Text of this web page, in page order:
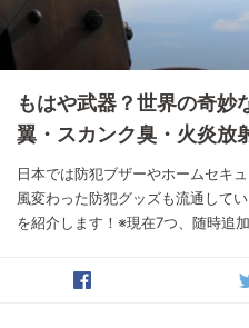
もはや武器？世界の奇妙
翼・スカンク臭・火炎放
日本では防犯ブザーやホームセキ
風変わった防犯グッズも流通して
を紹介します！※現在7つ、随時追